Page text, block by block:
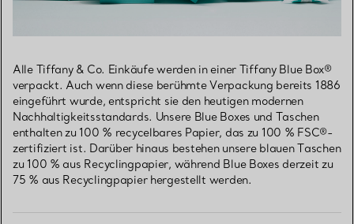
Alle Tiffany & Co. Einkäufe werden in einer Tiffany Blue Box®
verpackt. Auch wenn diese berühmte Verpackung bereits 1886
eingeführt wurde, entspricht sie den heutigen modernen
Nachhaltigkeitsstandards. Unsere Blue Boxes und Taschen
enthalten zu 100 % recycelbares Papier, das zu 100 % FSC®-
zertifiziert ist. Darüber hinaus bestehen unsere blauen Taschen
zu 100 % aus Recyclingpapier, während Blue Boxes derzeit zu
75 % aus Recyclingpapier hergestellt werden.